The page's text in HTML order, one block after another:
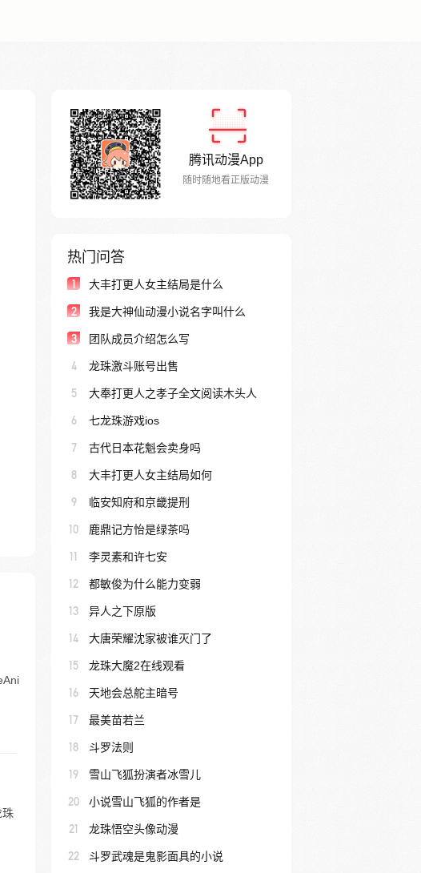
珠
腾讯动漫App
随时随地看正版动漫
热门问答
1 大丰打更人女主结局是什么
2 我是大神仙动漫小说名字叫什么
3 团队成员介绍怎么写
4 龙珠激斗账号出售
5 大奉打更人之孝子全文阅读木头人
6 七龙珠游戏ios
7 古代日本花魁会卖身吗
8 大丰打更人女主结局如何
9 临安知府和京畿提刑
10 鹿鼎记方怡是绿茶吗
11 李灵素和许七安
12 都敏俊为什么能力变弱
13 异人之下原版
14 大唐荣耀沈家被谁灭门了
15 龙珠大魔2在线观看
16 天地会总舵主暗号
17 最美苗若兰
18 斗罗法则
19 雪山飞狐扮演者冰雪儿
20 小说雪山飞狐的作者是
21 龙珠悟空头像动漫
22 斗罗武魂是鬼影面具的小说